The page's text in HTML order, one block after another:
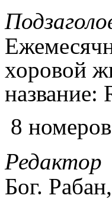
хоровой
название:
8
Редактор
Бог.